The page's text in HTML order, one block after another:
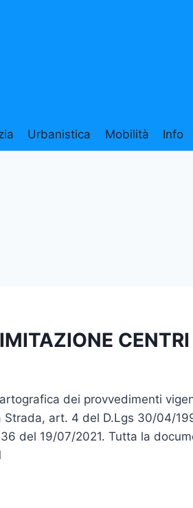
Urbanistica Mobilità Info
dei provvedimenti
art. 4 del D.Lgs 30/04/
del 19/07/2021. Tutta la